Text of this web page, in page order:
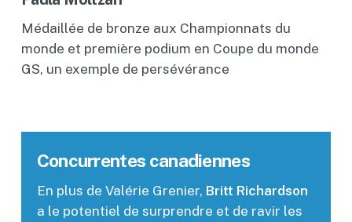
Médaillée de bronze aux Championnats du
monde et première podium en Coupe du monde
GS, un exemple de persévérance
Concurrentes canadiennes
En plus de Valérie Grenier, Britt Richardson
a le potentiel de surprendre et de ravir les